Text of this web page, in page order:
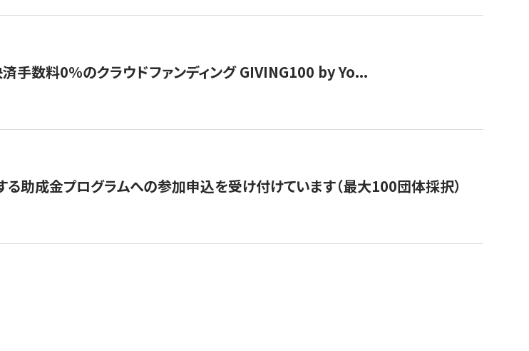
手数料0％のクラウドファンディング GIVING100 by Yo...
助成金プログラムへの参加申込を受け付けています（最大100団体採択）